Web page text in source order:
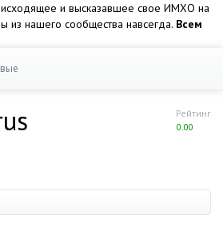
и высказавшее свое ИМХО на
из нашего сообщества навсегда. Всем
Рейтинг
0.00